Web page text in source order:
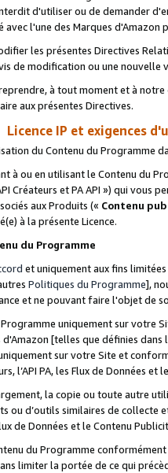
d'utiliser ou de demander
l'une des Marques
les présentes Directives
de modification ou une nouvelle
à tout moment et à
aux présentes Directives.
Licence IP et exigences
du Contenu du Programme
à ou en utilisant le Contenu du
Créateurs et PA API ») qui vous
aux Produits (« Contenu
à la présente Licence.
du Programme
et uniquement aux fins
Politiques du Programme],
et ne pouvant faire l'objet de
uniquement sur votre
[telles que définies dans
sur votre Site et
l’API PA, les Flux de Données
la copie ou toute autre
ou d’outils similaires de
de Données et le Contenu
du Programme
limiter la portée de ce qui